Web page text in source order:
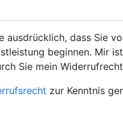
ausdrücklich, dass Sie
beginnen. Mir
Sie mein
zur Kenntnis